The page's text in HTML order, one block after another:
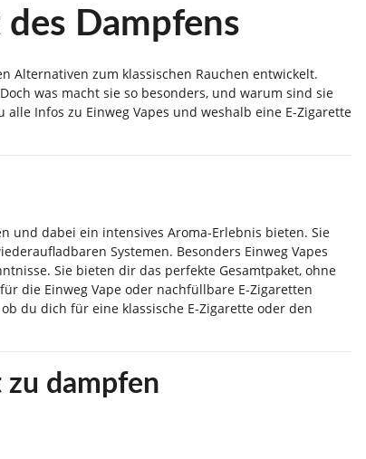
Dampfens
Alternativen zum klassischen Rauchen entwickelt.
was macht sie so besonders, und warum sind sie
Infos zu Einweg Vapes und weshalb eine E-Zigarette
und dabei ein intensives Aroma-Erlebnis bieten. Sie
Systemen. Besonders Einweg Vapes
Sie bieten dir das perfekte Gesamtpaket, ohne
die Einweg Vape oder nachfüllbare E-Zigaretten
du dich für eine klassische E-Zigarette oder den
zu dampfen